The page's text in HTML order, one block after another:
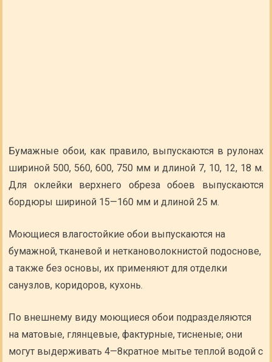
Бумажные обои, как правило, выпускаются в рулонах
шириной 500, 560, 600, 750 мм и длиной 7, 10, 12, 18 м.
Для оклейки верхнего обреза обоев выпускаются
бордюры шириной 15—160 мм и длиной 25 м.
Моющиеся влагостойкие обои выпускаются на
бумажной, тканевой и неткановолокнистой подоснове,
а также без основы, их применяют для отделки
санузлов, коридоров, кухонь.
По внешнему виду моющиеся обои подразделяются
на матовые, глянцевые, фактурные, тисненые; они
могут выдерживать 4—8кратное мытье теплой водой с